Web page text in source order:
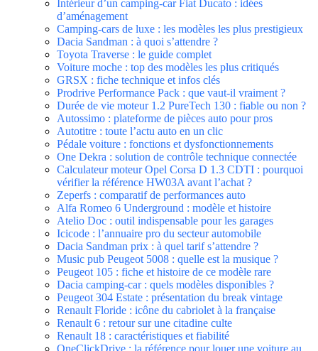
Intérieur d’un camping-car Fiat Ducato : idées
d’aménagement
Camping-cars de luxe : les modèles les plus prestigieux
Dacia Sandman : à quoi s’attendre ?
Toyota Traverse : le guide complet
Voiture moche : top des modèles les plus critiqués
GRSX : fiche technique et infos clés
Prodrive Performance Pack : que vaut-il vraiment ?
Durée de vie moteur 1.2 PureTech 130 : fiable ou non ?
Autossimo : plateforme de pièces auto pour pros
Autotitre : toute l’actu auto en un clic
Pédale voiture : fonctions et dysfonctionnements
One Dekra : solution de contrôle technique connectée
Calculateur moteur Opel Corsa D 1.3 CDTI : pourquoi
vérifier la référence HW03A avant l’achat ?
Zeperfs : comparatif de performances auto
Alfa Romeo 6 Underground : modèle et histoire
Atelio Doc : outil indispensable pour les garages
Icicode : l’annuaire pro du secteur automobile
Dacia Sandman prix : à quel tarif s’attendre ?
Music pub Peugeot 5008 : quelle est la musique ?
Peugeot 105 : fiche et histoire de ce modèle rare
Dacia camping-car : quels modèles disponibles ?
Peugeot 304 Estate : présentation du break vintage
Renault Floride : icône du cabriolet à la française
Renault 6 : retour sur une citadine culte
Renault 18 : caractéristiques et fiabilité
OneClickDrive : la référence pour louer une voiture au